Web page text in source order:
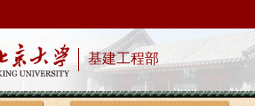
基建工程部